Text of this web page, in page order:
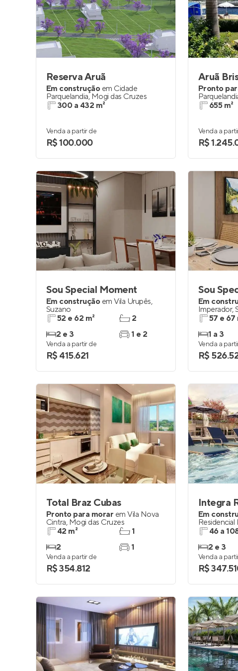
Reserva Aruã
Em construção em Cidade
Parquelandia, Mogi das Cruzes
300 a 432 m²
Venda a partir de
R$ 100.000
Aruã
Pronto
655 m²
Venda a
R$
Sou Special Moment
Em construção em Vila Urupês,
Suzano
52 e 62 m²
2 e 3
2
1 e 2
Venda a partir de
R$ 415.621
Sou
Em
Imperador,
57 e 67
1 a 3
Venda a
R$
Total Braz Cubas
Pronto para morar em Vila Nova
Cintra, Mogi das Cruzes
42 m²
2
1
1
Venda a partir de
R$ 354.812
Integra
Em
46 a
2 e 3
Venda a
R$